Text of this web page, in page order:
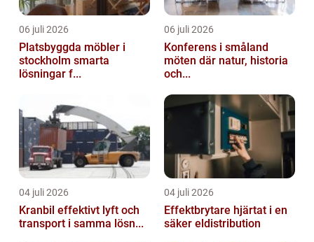
06 juli 2026
Platsbyggda möbler i
stockholm smarta
lösningar f...
06 juli 2026
Konferens i småland
möten där natur, historia
och...
04 juli 2026
Kranbil effektivt lyft och
transport i samma lösn...
04 juli 2026
Effektbrytare hjärtat i en
säker eldistribution